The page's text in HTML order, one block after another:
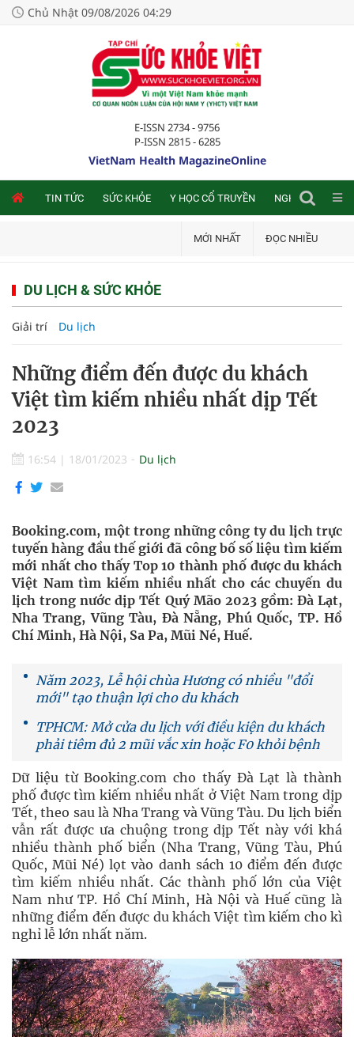
Chủ Nhật 09/08/2026 04:29
E-ISSN 2734 - 9756
P-ISSN 2815 - 6285
VietNam Health MagazineOnline
TIN TỨC SỨC KHỎE Y HỌC CỔ TRUYỀN NGHIÊN CỨU
MỚI NHẤT ĐỌC NHIỀU
DU LỊCH & SỨC KHỎE
Giải trí Du lịch
Những điểm đến được du khách
Việt tìm kiếm nhiều nhất dịp Tết
2023
16:54 | 18/01/2023 Du lịch
Booking.com, một trong những công ty du lịch trực
tuyến hàng đầu thế giới đã công bố số liệu tìm kiếm
mới nhất cho thấy Top 10 thành phố được du khách
Việt Nam tìm kiếm nhiều nhất cho các chuyến du
lịch trong nước dịp Tết Quý Mão 2023 gồm: Đà Lạt,
Nha Trang, Vũng Tàu, Đà Nẵng, Phú Quốc, TP. Hồ
Chí Minh, Hà Nội, Sa Pa, Mũi Né, Huế.
Năm 2023, Lễ hội chùa Hương có nhiều "đổi
mới" tạo thuận lợi cho du khách
TPHCM: Mở cửa du lịch với điều kiện du khách
phải tiêm đủ 2 mũi vắc xin hoặc F0 khỏi bệnh
Dữ liệu từ Booking.com cho thấy Đà Lạt là thành
phố được tìm kiếm nhiều nhất ở Việt Nam trong dịp
Tết, theo sau là Nha Trang và Vũng Tàu. Du lịch biển
vẫn rất được ưa chuộng trong dịp Tết này với khá
nhiều thành phố biển (Nha Trang, Vũng Tàu, Phú
Quốc, Mũi Né) lọt vào danh sách 10 điểm đến được
tìm kiếm nhiều nhất. Các thành phố lớn của Việt
Nam như TP. Hồ Chí Minh, Hà Nội và Huế cũng là
những điểm đến được du khách Việt tìm kiếm cho kì
nghỉ lễ lớn nhất năm.